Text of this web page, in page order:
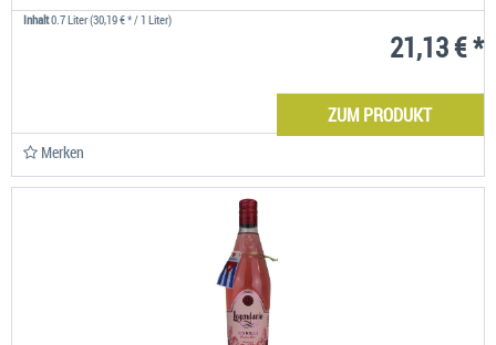
Inhalt0.7 Liter(30,19 € * / 1 Liter)
21,13 € *
ZUM PRODUKT
Merken